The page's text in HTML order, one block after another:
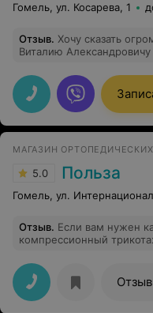
Гомель, ул. Косарева, 1
Отзыв. Хочу сказать
Виталию
МАГАЗИН
5.0 Польза
Гомель, ул.
Отзыв. Если вам нужен
компрессионный